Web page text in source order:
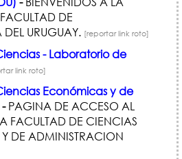
DE
DEL URUGUAY. [reportar link roto]
- Laboratorio de
link roto]
Económicas y de
-PAGINA DE ACCESO AL
FACULTAD DE CIENCIAS
DE ADMINISTRACION